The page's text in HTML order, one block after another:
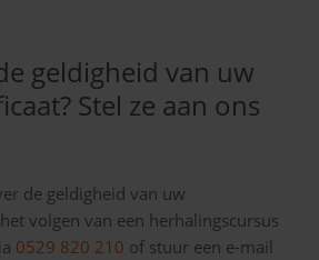
geldigheid van uw
Stel ze aan ons
de geldigheid van uw
volgen van een herhalingscursus
0529 820 210 of stuur een e-mail